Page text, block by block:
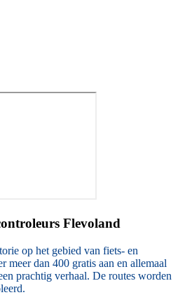
Flevoland
op het gebied van fiets- en
meer dan 400 gratis aan en allemaal
prachtig verhaal. De routes worden